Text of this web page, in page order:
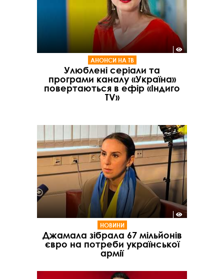
АНОНСИ НА ТВ
Улюблені серіали та
програми каналу «Україна»
повертаються в ефір «Індиго
TV»
НОВИНИ
Джамала зібрала 67 мільйонів
євро на потреби української
армії